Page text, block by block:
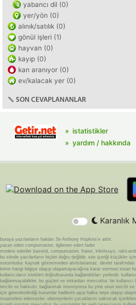
yabancı dil (0)
yer/yön (0)
alınık/satılık (0)
gönül işleri (1)
hayvan (0)
kayıp (0)
kan aranıyor (0)
ev/kalacak yer (0)
SON CEVAPLANANLAR
istatistikler
yardım / hakkında
Karanlık
buraya yazılanların hakları Sir Anthony Hopkins'e aittir.
yazan eden compumaster, ilgilenen eden fader
modere edenler basond, compumaster, fraise, kibritsuyu,
bu sitede yazılanların hiçbiri doğru değildir. site içeriği küçükler
sorumludur. kaynak göstermeden alıntılanamaz. devlet
kimin hangi bilgiye ulaşıp ulaşamayacağına karar vermesi insan
kullanıcıların istekleri doğrultusunda bağlandıkları yerlerdir.
bağlanmayabilirler. bu güçleri ve imkanları mevcuttur. bir
tercihi ve hakkıdır. bağlanmak istemiyorsa bu yine onun tercihi
için görevlendirdiği kurumlar hadlerini aşıp halka neye ulaşıp
muamelesi edemezler. ebeveynlerin çocuklarını sakıncalı